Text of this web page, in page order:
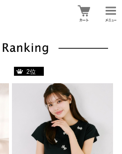
2位